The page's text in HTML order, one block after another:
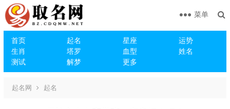
首页 起名 星座
运势
生肖
塔罗 血型
姓名
测试
解梦 更多
菜单
起名网 起名